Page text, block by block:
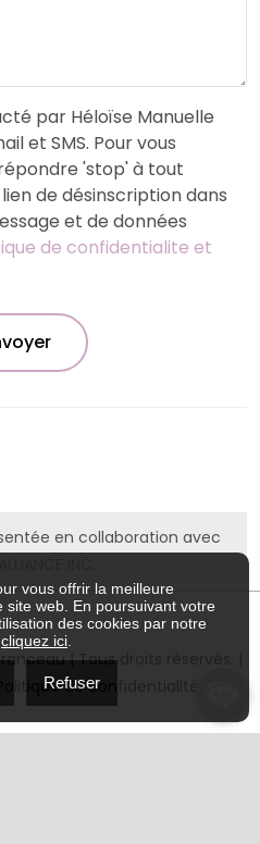
par Héloïse Manuelle
et SMS. Pour vous
'stop' à tout
de désinscription dans
et de données
de confidentialite et
en collaboration avec
| Tous droits réservés. |
de confidentialité
vous offrir la meilleure
web. En poursuivant votre
des cookies par notre
cliquez ici
Refuser